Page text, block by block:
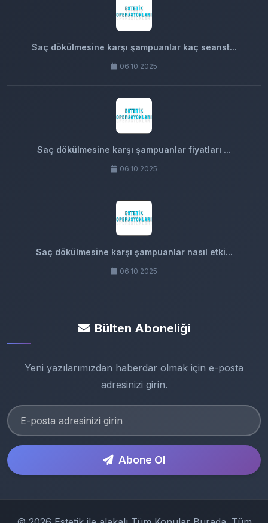
Saç dökülmesine karşı şampuanlar kaç seanst...
06.10.2025
Saç dökülmesine karşı şampuanlar fiyatları ...
06.10.2025
Saç dökülmesine karşı şampuanlar nasıl etki...
06.10.2025
Bülten Aboneliği
Yeni yazılarımızdan haberdar olmak için e-posta
adresinizi girin.
Abone Ol